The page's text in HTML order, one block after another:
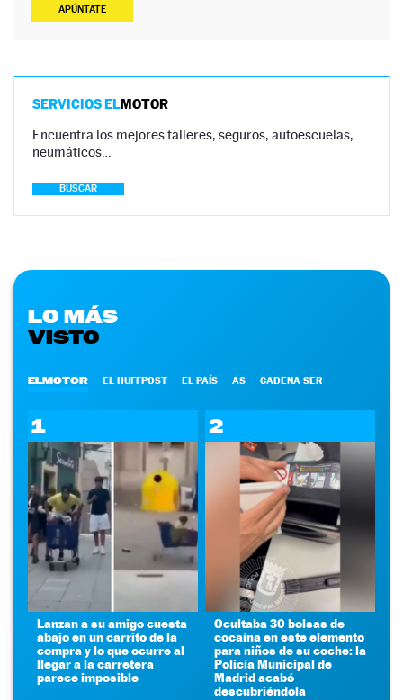
APÚNTATE
SERVICIOS ELMOTOR
Encuentra los mejores talleres, seguros, autoescuelas,
neumáticos…
BUSCAR
LO MÁS
VISTO
ELMOTOR EL HUFFPOST EL PAÍS AS CADENA SER
1
Lanzan a su amigo cuesta
abajo en un carrito de la
compra y lo que ocurre al
llegar a la carretera
parece imposible
2
Ocultaba 30 bolsas de
cocaína en este elemento
para niños de su coche: la
Policía Municipal de
Madrid acabó
descubriéndola